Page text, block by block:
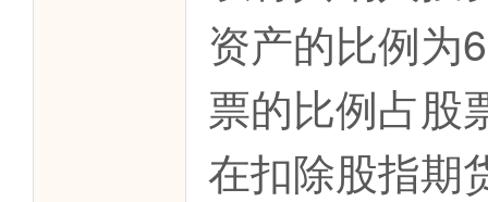
资产的比例为
票的比例占股
在扣除股指期